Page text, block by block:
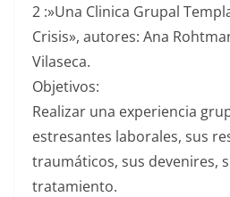
2 :»Una Clinica Grupal
Crisis», autores: Ana
Vilaseca.
Objetivos:
Realizar una experiencia
estresantes laborales, sus
traumáticos, sus devenires,
tratamiento.